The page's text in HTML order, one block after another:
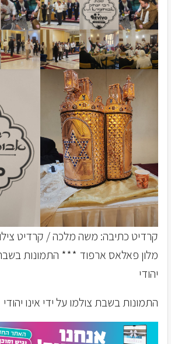
קרדיט כתיבה: משה מלכה / קרדיט
מלון פאלאס ארפוד *** התמונות בשבת
יהודי
התמונות בשבת צולמו על ידי אינו יהודי